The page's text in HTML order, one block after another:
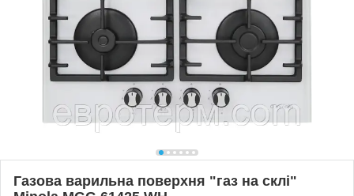
Газова варильна поверхня "газ на склі"